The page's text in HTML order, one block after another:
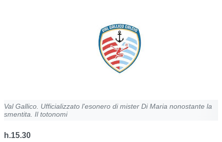
Val Gallico. Ufficializzato l'esonero di mister Di Maria nonostante la
smentita. Il totonomi
h.15.30